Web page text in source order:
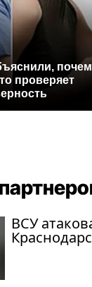
проверяет
ВСУ